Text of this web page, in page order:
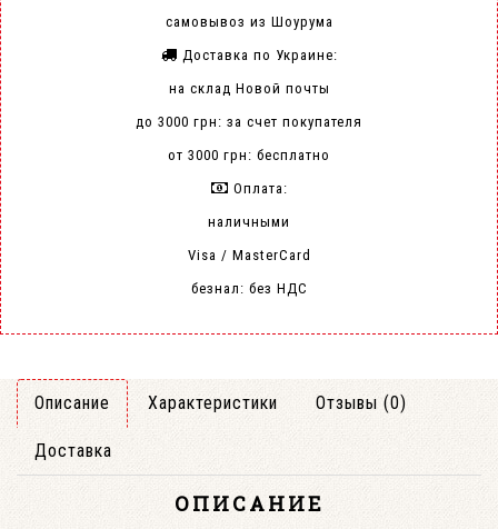
самовывоз из Шоурума
Доставка по Украине:
на склад Новой почты
до 3000 грн: за счет покупателя
от 3000 грн: бесплатно
Оплата:
наличными
Visa / MasterCard
безнал: без НДС
Описание Характеристики Отзывы (0)
Доставка
ОПИСАНИЕ